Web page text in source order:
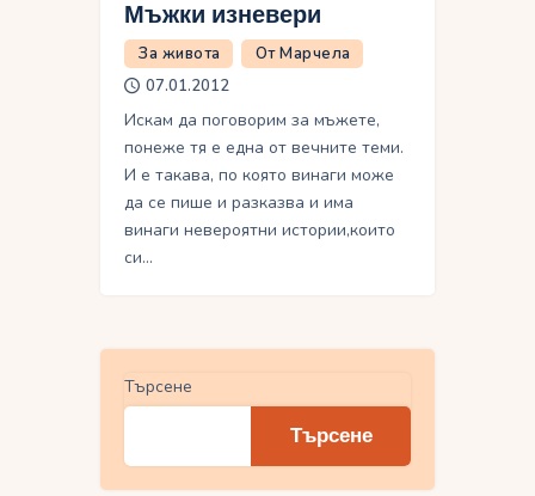
Мъжки изневери
За живота
От Марчела
07.01.2012
Искам да поговорим за мъжете,
понеже тя е една от вечните теми.
И е такава, по която винаги може
да се пише и разказва и има
винаги невероятни истории,които
си…
Търсене
Търсене